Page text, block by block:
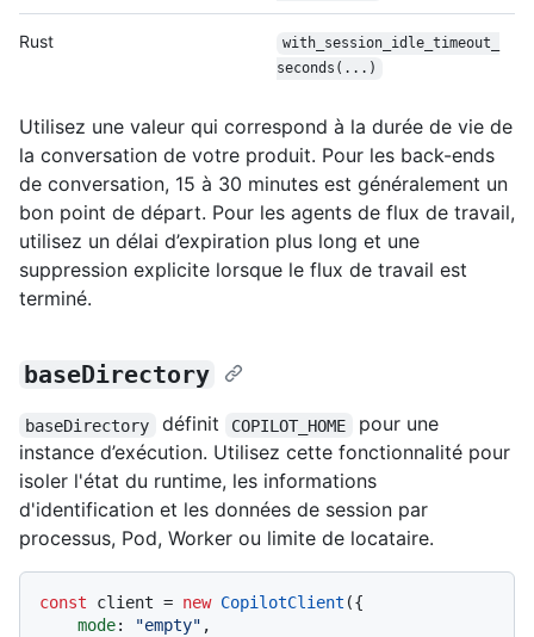
Rust with_session_ idle_timeout_
seconds(...)
Utilisez une valeur qui correspond à la durée de vie de
la conversation de votre produit. Pour les back-ends
de conversation, 15 à 30 minutes est généralement un
bon point de départ. Pour les agents de flux de travail,
utilisez un délai d’expiration plus long et une
suppression explicite lorsque le flux de travail est
terminé.
baseDirectory
baseDirectory définit COPILOT_HOME
pour une
instance d’exécution. Utilisez cette fonctionnalité pour
isoler l'état du runtime, les informations
d'identification et les données de session par
processus, Pod, Worker ou limite de locataire.
const client = new CopilotClient ({
mode: "empty" ,